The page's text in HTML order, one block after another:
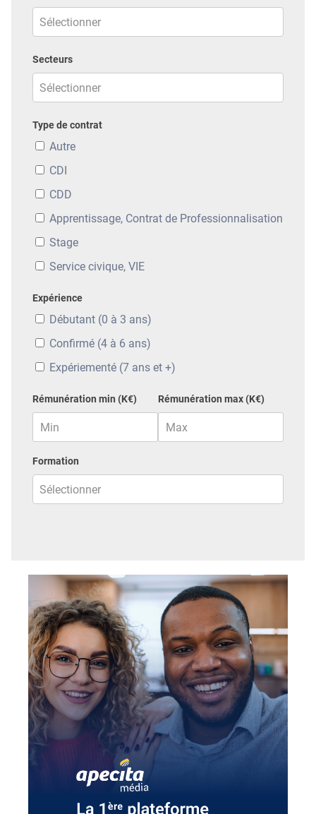
Secteurs
Type de contrat
Autre
CDI
CDD
Apprentissage, Contrat de Professionnalisation
Stage
Service civique, VIE
Expérience
Débutant (0 à 3 ans)
Confirmé (4 à 6 ans)
Expériementé (7 ans et +)
Rémunération min (K€) Rémunération max (K€)
Formation